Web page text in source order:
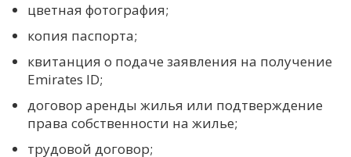
цветная фотография;
копия паспорта;
квитанция о подаче заявления на получение
Emirates ID;
договор аренды жилья или подтверждение
права собственности на жилье;
трудовой договор;